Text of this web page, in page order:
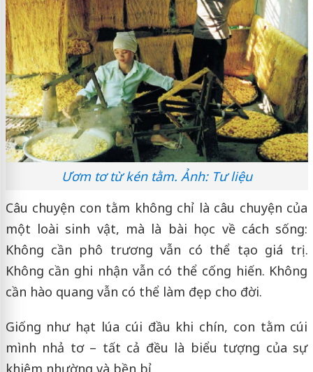
Ươm tơ từ kén tằm. Ảnh: Tư liệu
Câu chuyện con tằm không chỉ là câu chuyện của
một loài sinh vật, mà là bài học về cách sống:
Không cần phô trương vẫn có thể tạo giá trị.
Không cần ghi nhận vẫn có thể cống hiến. Không
cần hào quang vẫn có thể làm đẹp cho đời.
Giống như hạt lúa cúi đầu khi chín, con tằm cúi
mình nhả tơ – tất cả đều là biểu tượng của sự
khiêm nhường và bền bỉ.